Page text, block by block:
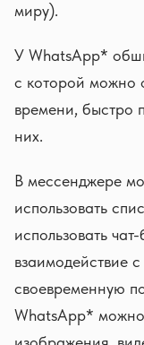
миру).
У WhatsApp*
с которой можно
времени, быстро
них.
В мессенджере
использовать
использовать
взаимодействие
своевременную
WhatsApp* можно